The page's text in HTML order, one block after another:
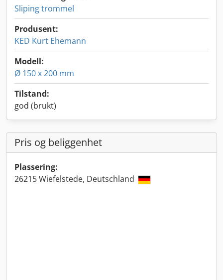
Sliping trommel
Produsent:
KED Kurt Ehemann
Modell:
Ø 150 x 200 mm
Tilstand:
god (brukt)
Pris og beliggenhet
Plassering:
26215 Wiefelstede, Deutschland